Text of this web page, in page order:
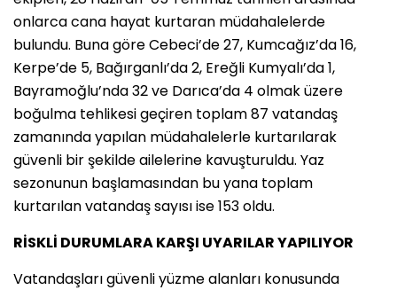
onlarca cana hayat kurtaran müdahalelerde
bulundu. Buna göre Cebeci’de 27, Kumcağız’da 16,
Kerpe’de 5, Bağırganlı’da 2, Ereğli Kumyalı’da 1,
Bayramoğlu’nda 32 ve Darıca’da 4 olmak üzere
boğulma tehlikesi geçiren toplam 87 vatandaş
zamanında yapılan müdahalelerle kurtarılarak
güvenli bir şekilde ailelerine kavuşturuldu. Yaz
sezonunun başlamasından bu yana toplam
kurtarılan vatandaş sayısı ise 153 oldu.
RİSKLİ DURUMLARA KARŞI UYARILAR YAPILIYOR
Vatandaşları güvenli yüzme alanları konusunda